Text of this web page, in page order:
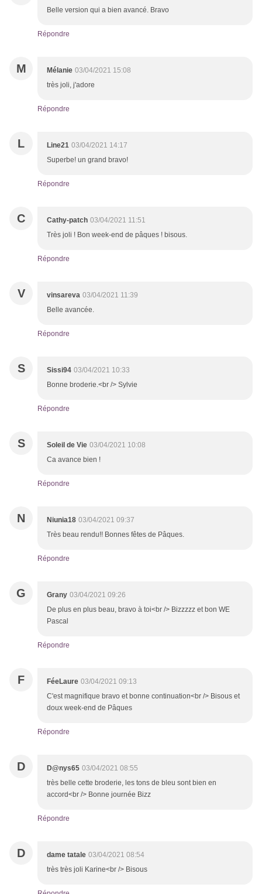
Belle version qui a bien avancé. Bravo
Répondre
M Mélanie 03/04/2021 15:08
très joli, j'adore
Répondre
L Line21 03/04/2021 14:17
Superbe! un grand bravo!
Répondre
C Cathy-patch 03/04/2021 11:51
Très joli ! Bon week-end de pâques ! bisous.
Répondre
V vinsareva 03/04/2021 11:39
Belle avancée.
Répondre
S Sissi94 03/04/2021 10:33
Bonne broderie.<br /> Sylvie
Répondre
S Soleil de Vie 03/04/2021 10:08
Ca avance bien !
Répondre
N Niunia18 03/04/2021 09:37
Très beau rendu!! Bonnes fêtes de Pâques.
Répondre
G Grany 03/04/2021 09:26
De plus en plus beau, bravo à toi<br /> Bizzzzz et bon WE
Pascal
Répondre
F FéeLaure 03/04/2021 09:13
C'est magnifique bravo et bonne continuation<br /> Bisous et
doux week-end de Pâques
Répondre
D D@nys65 03/04/2021 08:55
très belle cette broderie, les tons de bleu sont bien en
accord<br /> Bonne journée Bizz
Répondre
D dame tatale 03/04/2021 08:54
très très joli Karine<br /> Bisous